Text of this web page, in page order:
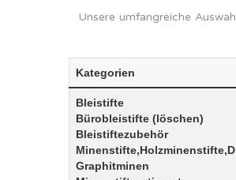
Unsere umfangreiche
Kategorien
Bleistifte
Bürobleistifte (löschen)
Bleistiftezubehör
Graphitminen